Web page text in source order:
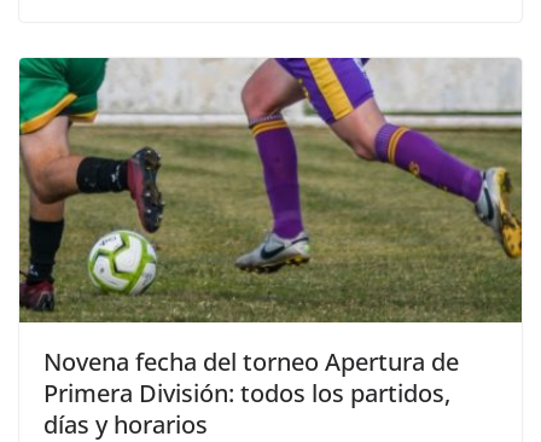
Novena fecha del torneo Apertura de
Primera División: todos los partidos,
días y horarios